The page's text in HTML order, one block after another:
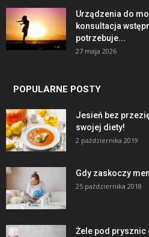
Urządzenia do
konsultacja
potrzebuje...
27 maja 2026
POPULARNE POSTY
Jesień bez
swojej diety!
2 października 2019
Gdy zaskoczy
25 października 2018
Żele pod prysznic